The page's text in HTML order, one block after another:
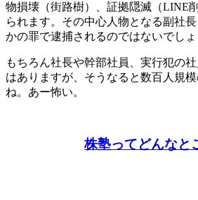
物損壊（街路樹）、証拠隠滅（LINE
られます。その中心人物となる副社
かの罪で逮捕されるのではないでしょ
もちろん社長や幹部社員、実行犯の
はありますが、そうなると数百人規
ね。あー怖い。
株塾ってどんなと